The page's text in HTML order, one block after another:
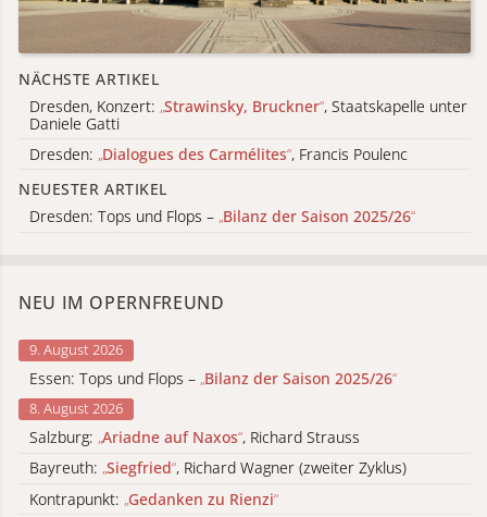
NÄCHSTE ARTIKEL
Dresden, Konzert: „Strawinsky, Bruckner“, Staatskapelle unter
Daniele Gatti
Dresden: „Dialogues des Carmélites“, Francis Poulenc
NEUESTER ARTIKEL
Dresden: Tops und Flops – „Bilanz der Saison 2025/26“
NEU IM OPERNFREUND
9. August 2026
Essen: Tops und Flops – „Bilanz der Saison 2025/26“
8. August 2026
Salzburg: „Ariadne auf Naxos“, Richard Strauss
Bayreuth: „Siegfried“, Richard Wagner (zweiter Zyklus)
Kontrapunkt: „Gedanken zu Rienzi“